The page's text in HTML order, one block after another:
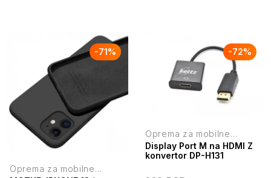
-71%
Oprema za mobilne
-72%
Oprema za mobilne
telefone
Display Port M na HDMI Z
konvertor DP-H131